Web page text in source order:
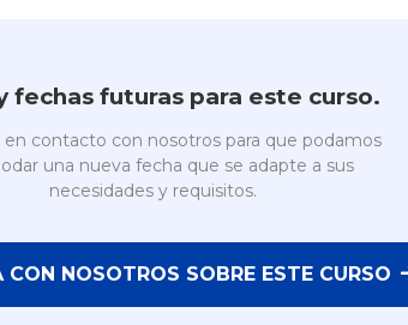
fechas futuras para este curso.
en contacto con nosotros para que podamos
una nueva fecha que se adapte a sus
necesidades y requisitos.
CON NOSOTROS SOBRE ESTE CURSO